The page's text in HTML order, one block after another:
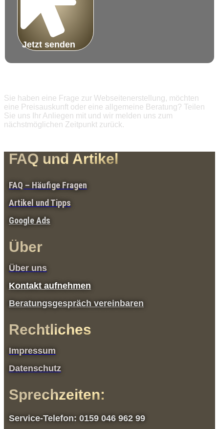
Jetzt senden
Sie haben eine Frage zur Webseitenerstellung, möchten
eine Preisauskunft oder eine allgemeine Beratung? Teilen
Sie uns Ihr Anliegen mit und wir melden uns zum
nächstmöglichen Zeitpunkt zurück.
FAQ und Artikel
FAQ – Häufige Fragen
Artikel und Tipps
Google Ads
Über
Über uns
Kontakt aufnehmen
Beratungsgespräch vereinbaren
Rechtliches
Impressum
Datenschutz
Sprechzeiten:
Service-Telefon: 0159 046 962 99